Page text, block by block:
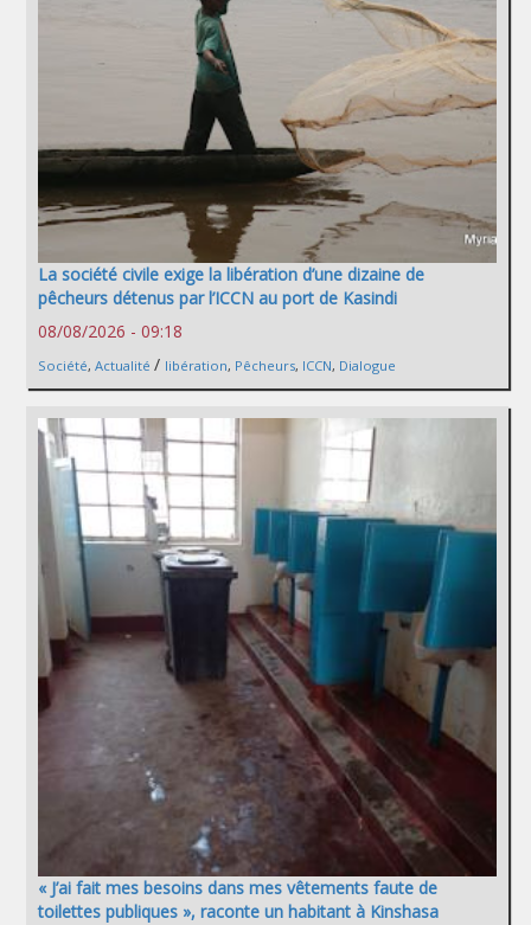
La société civile exige la libération d’une dizaine de
pêcheurs détenus par l’ICCN au port de Kasindi
08/08/2026 - 09:18
Société, Actualité / libération, Pêcheurs, ICCN, Dialogue
« J’ai fait mes besoins dans mes vêtements faute de
toilettes publiques », raconte un habitant à Kinshasa